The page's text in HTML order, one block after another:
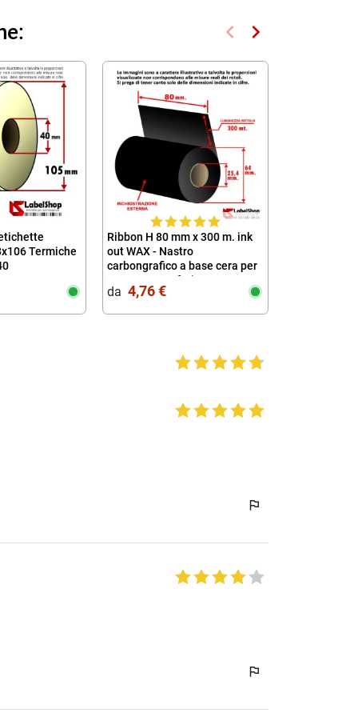
Precedente
keyboard_arrow_left Successivo
keyboard_arrow_right
Termiche
Ribbon H 80 mm x 300 m. ink
out WAX - Nastro
carbongrafico a base cera per
stampa a trasferimento
termico (Ribbon in Cera)
da‎ ‎ 4,76 €